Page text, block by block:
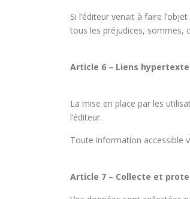
Si l’éditeur venait à faire
tous les préjudices, sommes,
Article 6 – Liens
La mise en place par les
l’éditeur.
Toute information accessible
Article 7 – Collecte et